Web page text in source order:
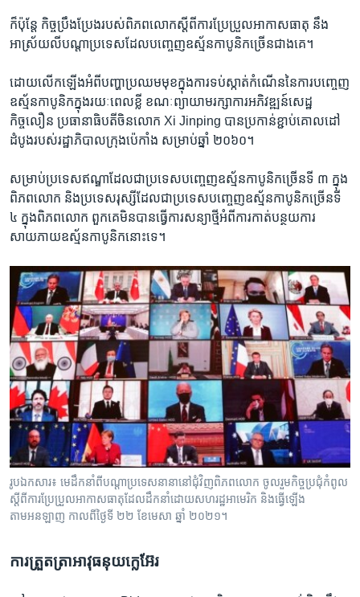
ក៏​ប៉ុន្តែ ​កិច្ច​ប្រឹងប្រែង​របស់​ពិភពលោក​ស្តីពីការ​ប្រែ​ប្រួលអាកាសធាតុ​ ​នឹង​
អាស្រ័យ​លី​បណ្តា​ប្រទេស​ដែល​បញ្ចេញឧស្ម័នកាបូនិកច្រើន​ជាងគេ។
ដោយលើកឡើង​អំពីបញ្ហាប្រឈមមុខ​ក្នុងការទប់ស្កាត់​កំណើន​នៃ​ការបញ្ចេញ​
ឧស្ម័ន​កាបូនិក​ក្នុង​រយៈពេល​ខ្លី​ ខណៈព្យាយាម​រក្សា​ការអភិវឌ្ឍន៍​សេដ្ឋ
កិច្ចលឿន​ ប្រធានាធិបតីចិនលោក​ Xi Jinping បានប្រកាន់​ខ្ជាប់​គោលដៅ​
ដំបូងរបស់រដ្ឋាភិបាលក្រុង​ប៉េកាំង សម្រាប់​ឆ្នាំ ​២០៦០។
សម្រាប់ប្រទេស​ឥណ្ឌា​ដែលជា​ប្រទេសបញ្ចេញ​ឧស្ម័ន​កាបូនិក​ច្រើន​ទី​ ៣ ក្នុង​
ពិភពលោក ​និងប្រទេសរុស្សី​ដែល​ជា​ប្រទេស​បញ្ចេញ​ឧស្ម័ន​កាបូនិក​ច្រើន​ទី​
៤ ​ក្នុងពិភពលោក ​ពួកគេមិន​បានធ្វើ​ការ​សន្យា​ថ្មីអំពី​ការកាត់​បន្ថយការ
សាយភាយ​ឧស្ម័ន​កាបូនិក​នោះទេ។
រូបឯកសារ៖ មេដឹកនាំពីបណ្តាប្រទេសនានានៅជុំវិញពិភពលោក ចូលរួមកិច្ចប្រជុំកំពូល
ស្តីពីការប្រែប្រួលអាកាសធាតុដែលដឹកនាំដោយសហរដ្ឋអាមេរិក និងធ្វើឡើង
តាមអនឡាញ កាលពីថ្ងៃទី ២២ ខែមេសា ឆ្នាំ ២០២១។
ការ​ត្រួតត្រាអាវុធ​នុយក្លេអ៊ែរ